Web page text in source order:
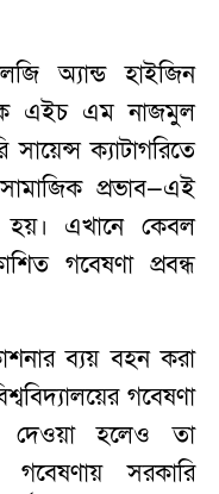
অ্যান্ড হাইজিন
এইচ এম নাজমুল
ক্যাটাগরিতে
প্রভাব—এই
এখানে কেবল
গবেষণা প্রবন্ধ
ব্যয় বহন করা
গবেষণা
দেওয়া হলেও তা
সরকারি